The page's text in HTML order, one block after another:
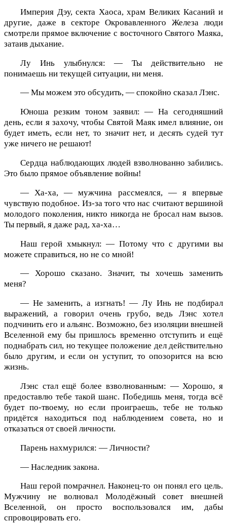
Империя Дэу, секта Хаоса, храм Великих Касаний и
другие, даже в секторе Окровавленного Железа люди
смотрели прямое включение с восточного Святого Маяка,
затаив дыхание.
Лу Инь улыбнулся: — Ты действительно не
понимаешь ни текущей ситуации, ни меня.
— Мы можем это обсудить, — спокойно сказал Лэнс.
Юноша резким тоном заявил: — На сегодняшний
день, если я захочу, чтобы Святой Маяк имел влияние, он
будет иметь, если нет, то значит нет, и десять судей тут
уже ничего не решают!
Сердца наблюдающих людей взволнованно забились.
Это было прямое объявление войны!
— Ха-ха, — мужчина рассмеялся, — я впервые
чувствую подобное. Из-за того что нас считают вершиной
молодого поколения, никто никогда не бросал нам вызов.
Ты первый, я даже рад, ха-ха…
Наш герой хмыкнул: — Потому что с другими вы
можете справиться, но не со мной!
— Хорошо сказано. Значит, ты хочешь заменить
меня?
— Не заменить, а изгнать! — Лу Инь не подбирал
выражений, а говорил очень грубо, ведь Лэнс хотел
подчинить его и альянс. Возможно, без изоляции внешней
Вселенной ему бы пришлось временно отступить и ещё
поднабрать сил, но текущее положение дел действительно
было другим, и если он уступит, то опозорится на всю
жизнь.
Лэнс стал ещё более взволнованным: — Хорошо, я
предоставлю тебе такой шанс. Победишь меня, тогда всё
будет по-твоему, но если проиграешь, тебе не только
придётся находиться под наблюдением совета, но и
отказаться от своей личности.
Парень нахмурился: — Личности?
— Наследник закона.
Наш герой помрачнел. Наконец-то он понял его цель.
Мужчину не волновал Молодёжный совет внешней
Вселенной, он просто воспользовался им, дабы
спровоцировать его.